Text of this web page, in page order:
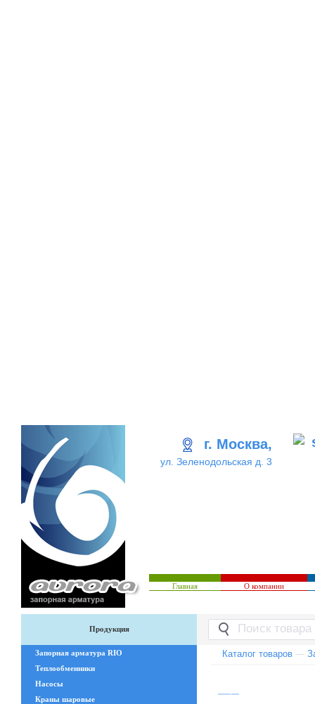
г. Москва,
ул. Зеленодольская д. 3
Главная О компании
Продукция
Запорная арматура RIO
Теплообменники
Насосы
Краны шаровые
Каталог товаров —